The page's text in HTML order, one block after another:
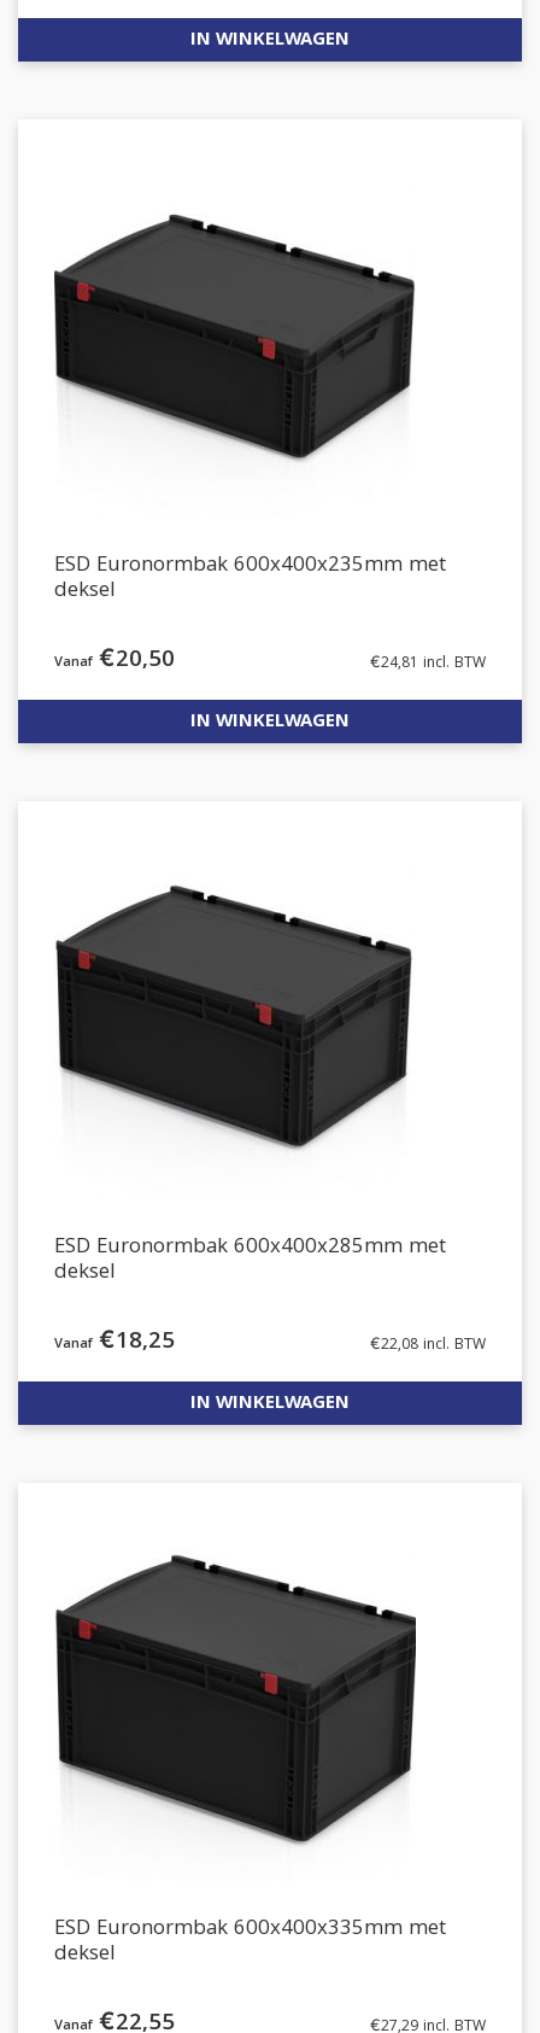
IN WINKELWAGEN
ESD Euronormbak 600x400x235mm met
deksel
€20,50 €24,81 incl. BTW
IN WINKELWAGEN
ESD Euronormbak 600x400x285mm met
deksel
€18,25 €22,08 incl. BTW
IN WINKELWAGEN
ESD Euronormbak 600x400x335mm met
deksel
€22,55 €27,29 incl. BTW